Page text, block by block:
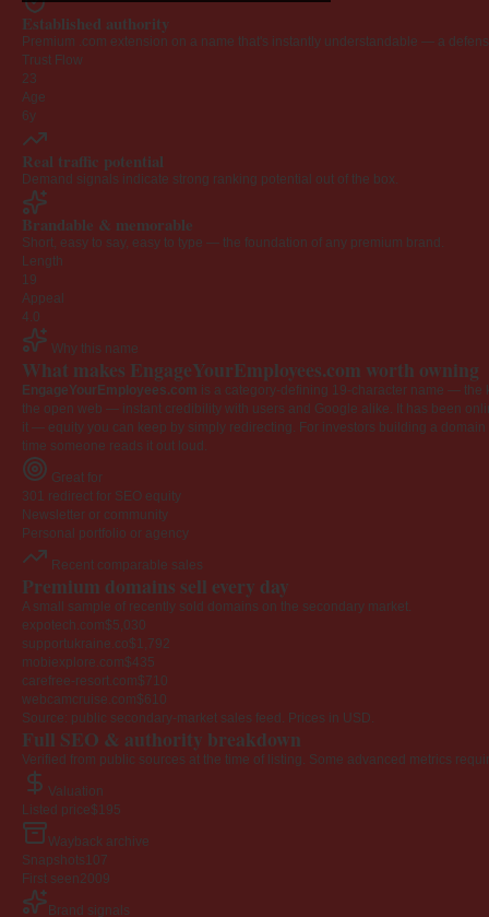
Established authority
Premium .com extension on a name that's instantly understandable — a
Trust Flow
23
Age
6y
Real traffic potential
Demand signals indicate strong ranking potential out of the box.
Brandable & memorable
Short, easy to say, easy to type — the foundation of any premium brand.
Length
19
Appeal
4.0
Why this name
What makes EngageYourEmployees.com worth owning
EngageYourEmployees.com is a category-defining 19-character name — the
the open web — instant credibility with users and Google alike. It has been
it — equity you can keep by simply redirecting. For investors building a
time someone reads it out loud.
Great for
301 redirect for SEO equity
Newsletter or community
Personal portfolio or agency
Recent comparable sales
Premium domains sell every day
A small sample of recently sold domains on the secondary market.
expotech.com$5,030
supportukraine.co$1,792
mobiexplore.com$435
carefree-resort.com$710
webcamcruise.com$610
Source: public secondary-market sales feed. Prices in USD.
Full SEO & authority breakdown
Verified from public sources at the time of listing. Some advanced metrics
Valuation
Listed price$195
Wayback archive
Snapshots 107
First seen2009
Brand signals